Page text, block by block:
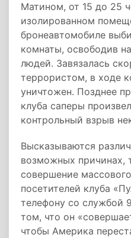
Матином, от 15 до 25
изолированном
бронеавтомобиле
комнаты, освободив
людей. Завязалась
террористом, в ходе
уничтожен. Позднее
клуба саперы
контрольный взрыв
Высказываются
возможных причинах,
совершение
посетителей клуба
телефону со службой
том, что он
чтобы Америка